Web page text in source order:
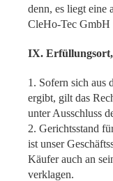
denn, es liegt eine
CleHo-Tec GmbH
IX. Erfüllungsort,
1. Sofern sich aus
ergibt, gilt das
unter Ausschluss
2. Gerichtsstand
ist unser
Käufer auch an
verklagen.